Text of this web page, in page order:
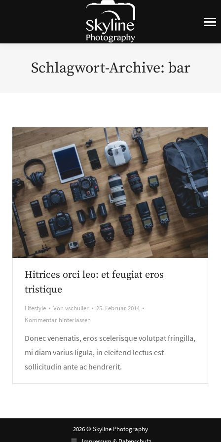
Schlagwort-Archive: bar
Hitrices orci leo: et feugiat eros
tristique
Lifestyle Von vschuller
25. Februar 2014
Kommentar hinterlassen
Donec venenatis, eros scelerisque volutpat fringilla,
mi diam varius ligula, in eleifend lectus est
sollicitudin ante ac hendrerit.
2026 © Skyline Photography